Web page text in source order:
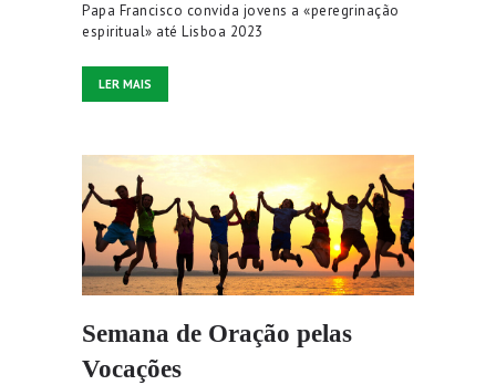
Papa Francisco convida jovens a «peregrinação
espiritual» até Lisboa 2023
LER MAIS
Semana de Oração pelas
Vocações